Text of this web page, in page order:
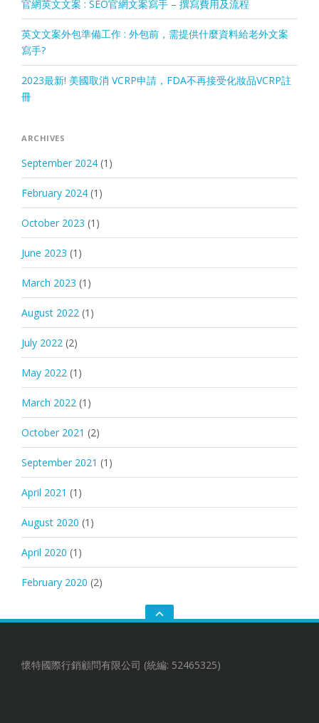
官網英文文案 : SEO官網文案寫手 – 撰寫費用及流程
英文文案外包準備工作 : 外包前，需提供什麼資料給老外文案
寫手?
2023最新! 美國取消 VCRP申請，FDA不再接受化妝品VCRP註
冊
ARCHIVES
September 2024 (1)
February 2024 (1)
October 2023 (1)
June 2023 (1)
March 2023 (1)
August 2022 (1)
July 2022 (2)
May 2022 (1)
March 2022 (1)
October 2021 (2)
September 2021 (1)
April 2021 (1)
August 2020 (1)
April 2020 (1)
February 2020 (2)
GO
懷特國際行銷顧問有限公司 (統編: 52465325)